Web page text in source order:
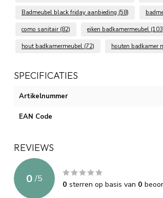
Badmeubel black friday aanbieding (58)
como sanitair (82) eiken badkamermeubel
hout badkamermeubel (72) houten badkamer
SPECIFICATIES
Artikelnummer
EAN Code
REVIEWS
0 /5
0 sterren op basis van 0